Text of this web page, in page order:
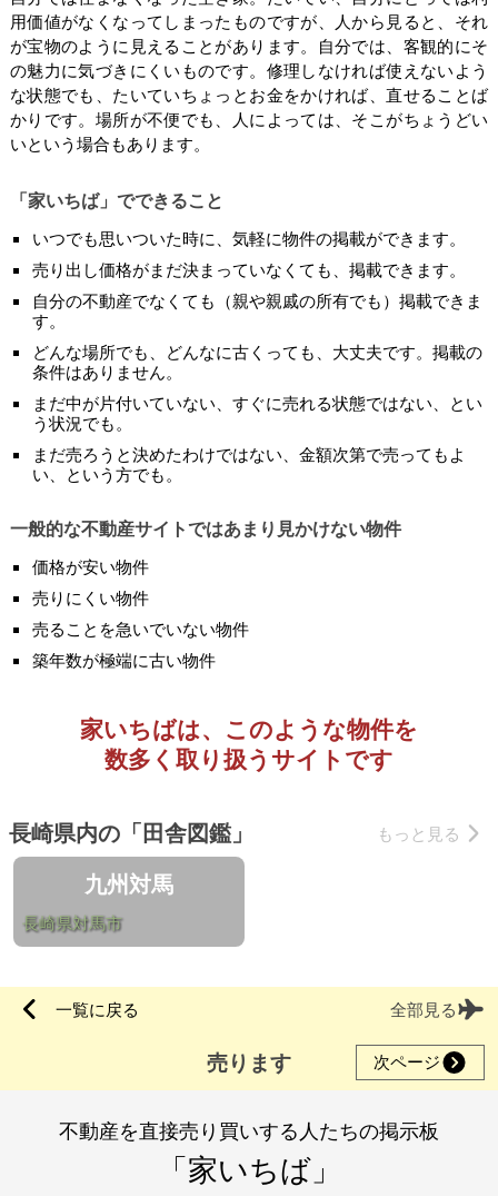
用価値がなくなってしまったものですが、人から見ると、それ
が宝物のように見えることがあります。自分では、客観的にそ
の魅力に気づきにくいものです。修理しなければ使えないよう
な状態でも、たいていちょっとお金をかければ、直せることば
かりです。場所が不便でも、人によっては、そこがちょうどい
いという場合もあります。
「家いちば」でできること
いつでも思いついた時に、気軽に物件の掲載ができます。
売り出し価格がまだ決まっていなくても、掲載できます。
自分の不動産でなくても（親や親戚の所有でも）掲載できま
す。
どんな場所でも、どんなに古くっても、大丈夫です。掲載の
条件はありません。
まだ中が片付いていない、すぐに売れる状態ではない、とい
う状況でも。
まだ売ろうと決めたわけではない、金額次第で売ってもよ
い、という方でも。
一般的な不動産サイトではあまり見かけない物件
価格が安い物件
売りにくい物件
売ることを急いでいない物件
築年数が極端に古い物件
家いちばは、このような物件を
数多く取り扱うサイトです
長崎県内の「田舎図鑑」 もっと見る
九州対馬
長崎県対馬市
一覧に戻る 全部見る
売ります 次ページ
不動産を直接売り買いする人たちの掲示板
「家いちば」